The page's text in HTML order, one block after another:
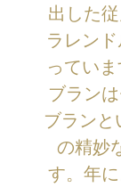
出した
ラレン
ってい
ブラン
ブラン
の精妙
す。年